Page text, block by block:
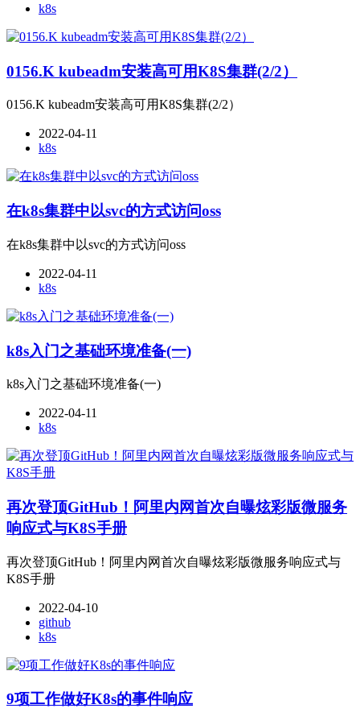
k8s
0156.K kubeadm安装高可用K8S集群(2/2）
0156.K kubeadm安装高可用K8S集群(2/2）
2022-04-11
k8s
在k8s集群中以svc的方式访问oss
在k8s集群中以svc的方式访问oss
2022-04-11
k8s
k8s入门之基础环境准备(一)
k8s入门之基础环境准备(一)
2022-04-11
k8s
再次登顶GitHub！阿里内网首次自曝炫彩版微服务
响应式与K8S手册
再次登顶GitHub！阿里内网首次自曝炫彩版微服务响应式与
K8S手册
2022-04-10
github
k8s
9项工作做好K8s的事件响应